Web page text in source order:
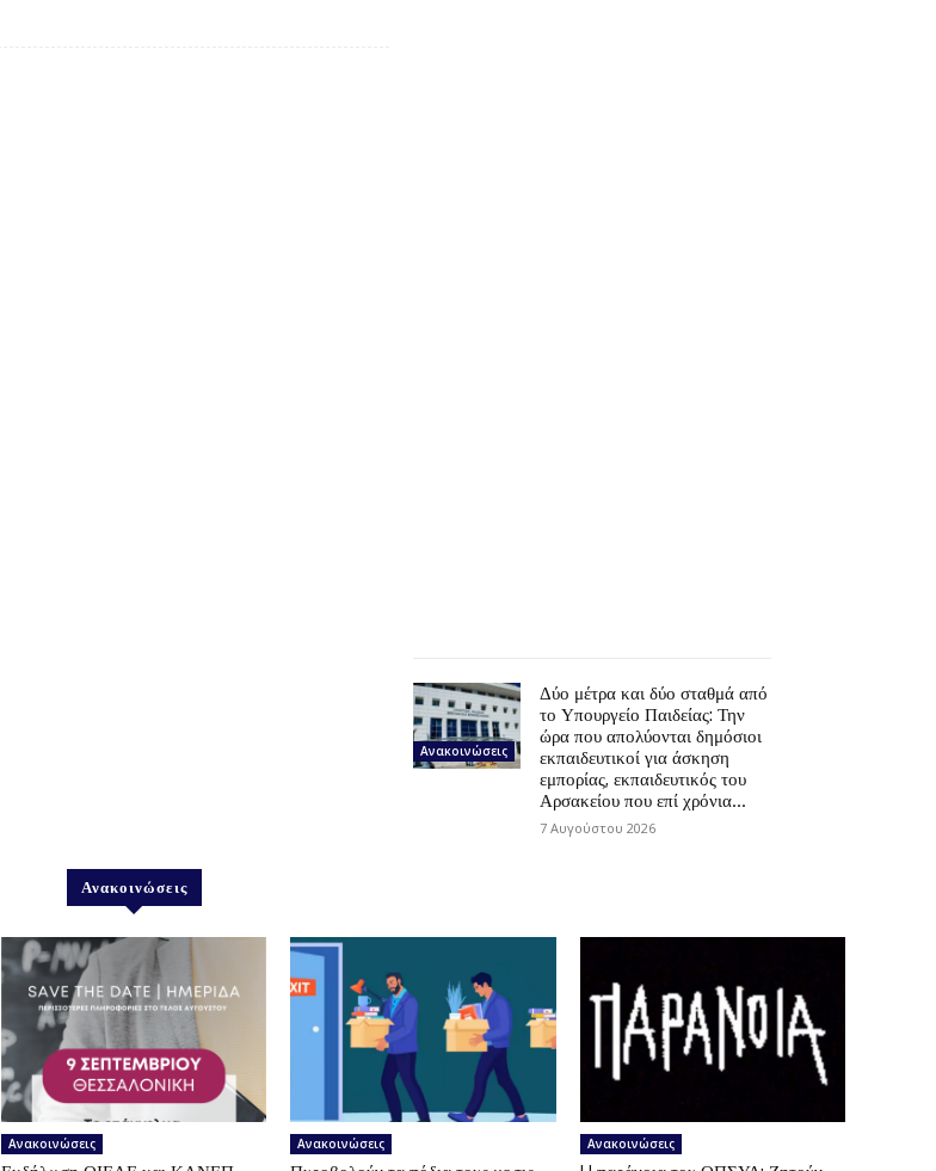
Ανακοινώσεις
Δύο μέτρα και δύο σταθμά από
το Υπουργείο Παιδείας: Την
ώρα που απολύονται δημόσιοι
εκπαιδευτικοί για άσκηση
εμπορίας, εκπαιδευτικός του
Αρσακείου που επί χρόνια...
7 Αυγούστου 2026
Ανακοινώσεις
Ανακοινώσεις Ανακοινώσεις Ανακοινώσεις